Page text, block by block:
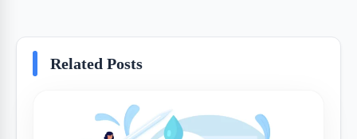
Related Posts